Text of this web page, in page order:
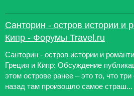
Санторин - остров истории и
Кипр - Форумы Travel.ru
Санторин - остров истории и
Греция и Кипр: Обсуждение
этом острове ранее – это то, что
назад там произошло самое страш...